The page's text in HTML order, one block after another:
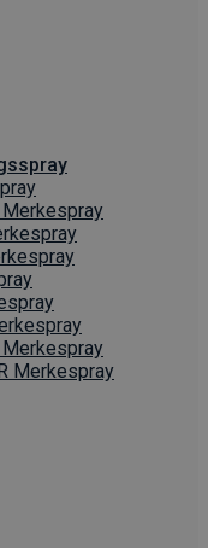
Merkespray
Merkespray
Merkespray